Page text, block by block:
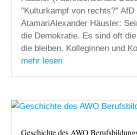
"Kulturkampf von rechts?" AfD
AtamariAlexander Häusler:
die Demokratie. Es sind oft
die bleiben. Kolleginnen und
mehr lesen
Geschichte des AWO